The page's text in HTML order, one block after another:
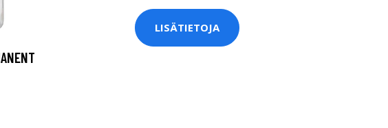
LISÄTIETOJA